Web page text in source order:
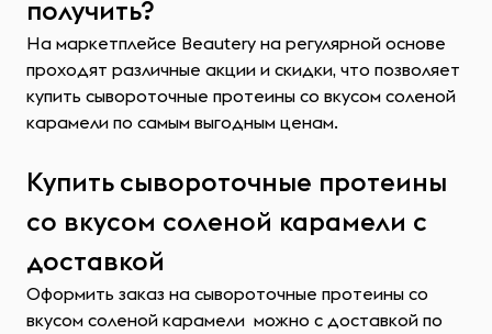
получить?
На маркетплейсе Beautery на регулярной основе
проходят различные акции и скидки, что позволяет
купить сывороточные протеины со вкусом соленой
карамели по самым выгодным ценам.
Купить сывороточные протеины
со вкусом соленой карамели с
доставкой
Оформить заказ на сывороточные протеины со
вкусом соленой карамели можно с доставкой по